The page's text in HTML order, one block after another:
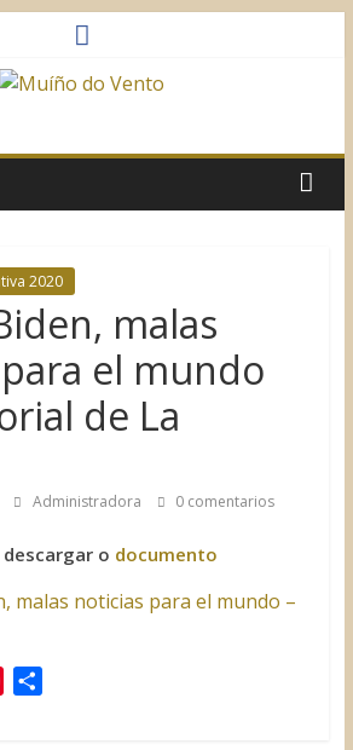
2020
malas
el mundo
de La
Administradora 0 comentarios
o documento
malas noticias para el mundo –